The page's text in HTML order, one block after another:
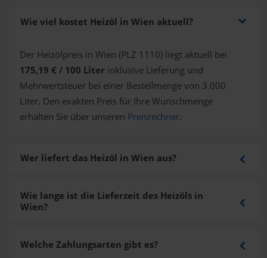
Wie viel kostet Heizöl in Wien aktuell?
Der Heizölpreis in Wien (PLZ 1110) liegt aktuell bei
175,19 € / 100 Liter inklusive Lieferung und
Mehrwertsteuer bei einer Bestellmenge von 3.000
Liter. Den exakten Preis für Ihre Wunschmenge
erhalten Sie über unseren Preisrechner.
Wer liefert das Heizöl in Wien aus?
Wie lange ist die Lieferzeit des Heizöls in
Wien?
Welche Zahlungsarten gibt es?